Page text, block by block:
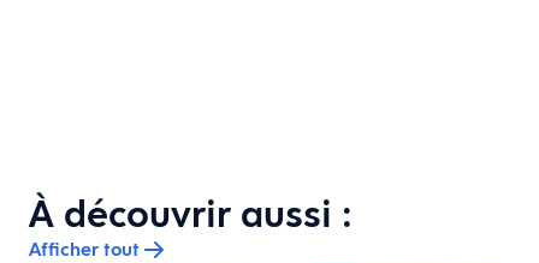
À découvrir aussi :
Afficher tout